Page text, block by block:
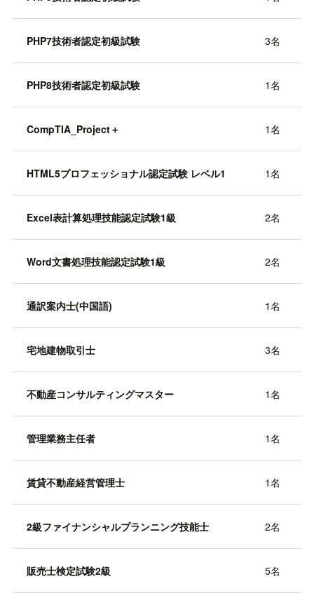
PHP7技術者認定初級試験 3名
PHP8技術者認定初級試験 1名
CompTIA_Project＋ 1名
HTML5プロフェッショナル認定試験 レベル1 1名
Excel表計算処理技能認定試験1級 2名
Word文書処理技能認定試験1級 2名
通訳案内士(中国語) 1名
宅地建物取引士 3名
不動産コンサルティングマスター 1名
管理業務主任者 1名
賃貸不動産経営管理士 1名
2級ファイナンシャルプランニング技能士 2名
販売士検定試験2級 5名